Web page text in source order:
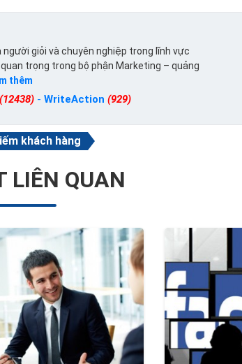
người giỏi và chuyên nghiệp trong lĩnh vực
trọng trong bộ phận Marketing – quảng
thêm
(12438) - WriteAction (929)
khách hàng
LIÊN QUAN